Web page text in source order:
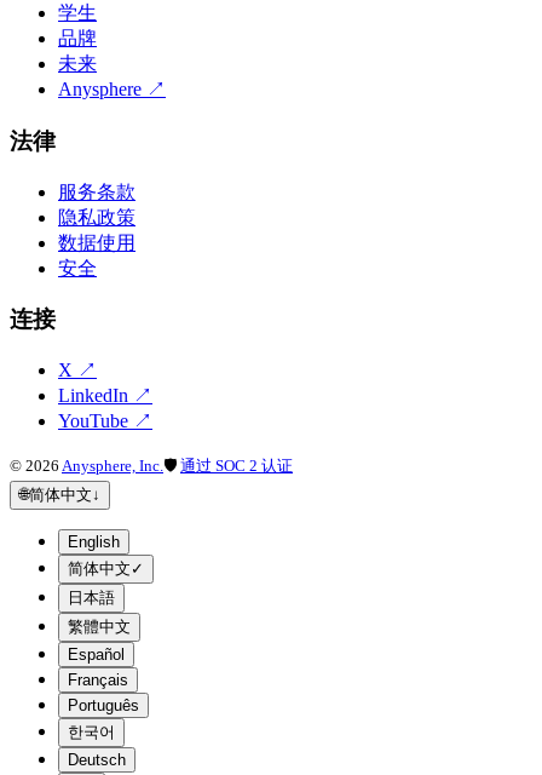
学生
品牌
未来
Anysphere ↗
法律
服务条款
隐私政策
数据使用
安全
连接
X ↗
LinkedIn ↗
YouTube ↗
© 2026 Anysphere, Inc.🛡 通过 SOC 2 认证
🌐简体中文↓
English
简体中文 ✓
日本語
繁體中文
Español
Français
Português
한국어
Deutsch